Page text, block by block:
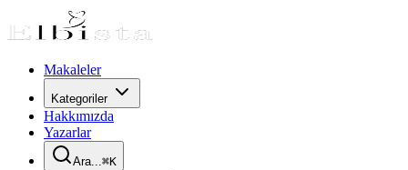
Makaleler
Kategoriler
Hakkımızda
Yazarlar
Ara...⌘K